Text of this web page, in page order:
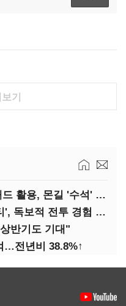
기
(지스타2025)넷마블 게임패드 활용, 몬길 '수석' 7대죄 '차석'
(지스타2025)엔씨 '신더시티', 독보적 전투 경험 필요
반기도 기대"
…전년비 38.8%↑